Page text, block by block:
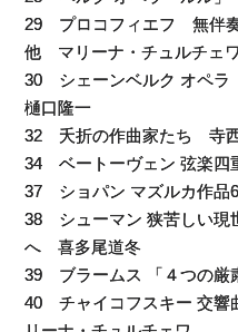
29 プロコフィエフ 無伴奏
他 マリーナ・チュルチェワ
30 シェーンベルク オペラ
樋口隆一
32 夭折の作曲家たち 寺
34 ベートーヴェン 弦楽四
37 ショパン マズルカ作
38 シューマン 狭苦しい現
へ 喜多尾道冬
39 ブラームス 「４つの厳
40 チャイコフスキー 交